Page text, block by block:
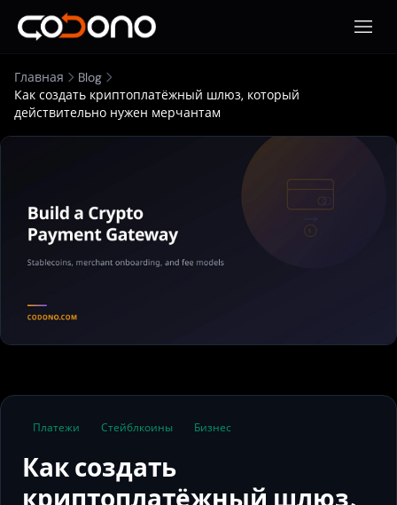
Главная
Blog
Как создать криптоплатёжный шлюз, который
действительно нужен мерчантам
Платежи Стейблкоины Бизнес
Как создать